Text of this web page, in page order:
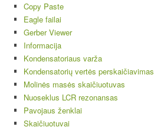
Copy Paste
Eagle failai
Gerber Viewer
Informacija
Kondensatoriaus varža
Kondensatorių vertės perskaičiavimas
Molinės masės skaičiuotuvas
Nuoseklus LCR rezonansas
Pavojaus ženklai
Skaičiuotuvai